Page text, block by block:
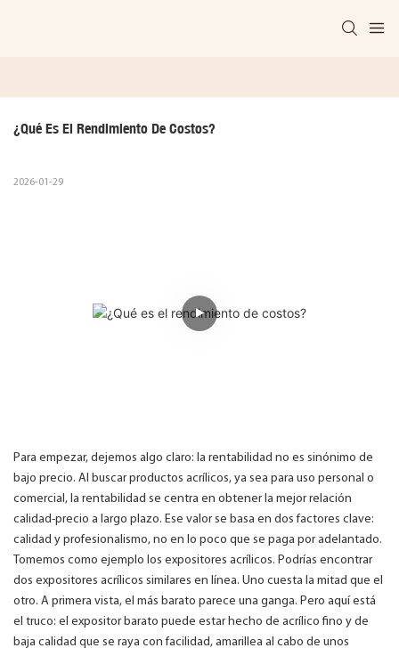
¿Qué Es El Rendimiento De Costos?
2026-01-29
Para empezar, dejemos algo claro: la rentabilidad no es sinónimo de
bajo precio. Al buscar productos acrílicos, ya sea para uso personal o
comercial, la rentabilidad se centra en obtener la mejor relación
calidad-precio a largo plazo. Ese valor se basa en dos factores clave:
calidad y profesionalismo, no en lo poco que se paga por adelantado.
Tomemos como ejemplo los expositores acrílicos. Podrías encontrar
dos expositores acrílicos similares en línea. Uno cuesta la mitad que el
otro. A primera vista, el más barato parece una ganga. Pero aquí está
el truco: el expositor barato puede estar hecho de acrílico fino y de
baja calidad que se raya con facilidad, amarillea al cabo de unos